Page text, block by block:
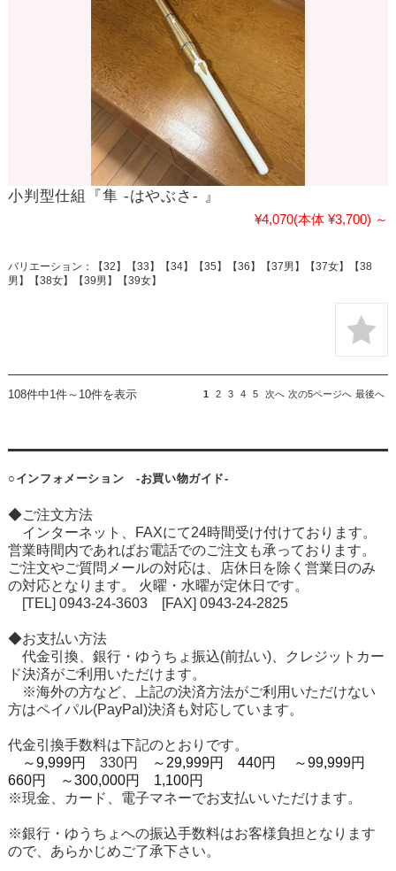
小判型仕組『隼 -はやぶさ- 』
¥4,070(本体 ¥3,700) ～
バリエーション：【32】【33】【34】【35】【36】【37男】【37女】【38
男】【38女】【39男】【39女】
108件中1件～10件を表示 1 2 3 4 5 次へ 次の5ページへ 最後へ
○インフォメーション -お買い物ガイド-
◆ご注文方法
インターネット、FAXにて24時間受け付けております。
営業時間内であればお電話でのご注文も承っております。
ご注文やご質問メールの対応は、店休日を除く営業日のみ
の対応となります。 火曜・水曜が定休日です。
[TEL] 0943-24-3603 [FAX] 0943-24-2825
◆お支払い方法
代金引換、銀行・ゆうちょ振込(前払い)、クレジットカー
ド決済がご利用いただけます。
※海外の方など、上記の決済方法がご利用いただけない
方はペイパル(PayPal)決済も対応しています。
代金引換手数料は下記のとおりです。
～9,999円 330円 ～29,999円 440円
～99,999円
660円
～300,000円 1,100円
※現金、カード、電子マネーでお支払いいただけます。
※銀行・ゆうちょへの振込手数料はお客様負担となります
ので、あらかじめご了承下さい。